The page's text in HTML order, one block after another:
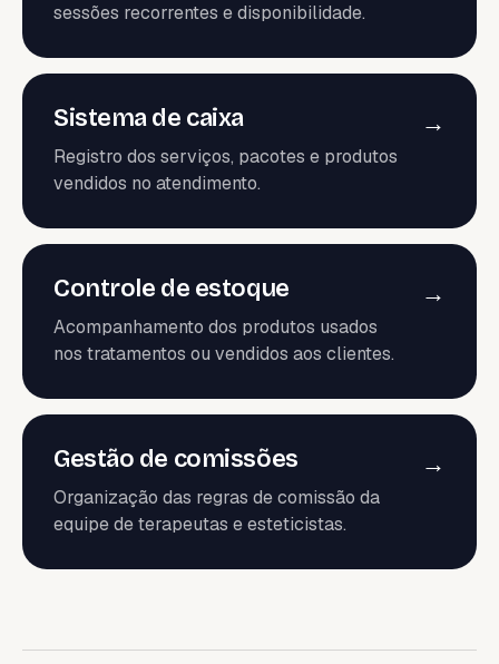
sessões recorrentes e disponibilidade.
Sistema de caixa
Registro dos serviços, pacotes e produtos
vendidos no atendimento.
→
Controle de estoque
Acompanhamento dos produtos usados
nos tratamentos ou vendidos aos clientes.
→
Gestão de comissões
Organização das regras de comissão da
equipe de terapeutas e esteticistas.
→